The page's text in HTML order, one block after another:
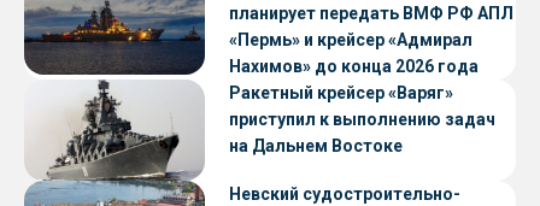
планирует передать ВМФ РФ АПЛ
«Пермь» и крейсер «Адмирал
Нахимов» до конца 2026 года
Ракетный крейсер «Варяг»
приступил к выполнению задач
на Дальнем Востоке
Невский судостроительно-